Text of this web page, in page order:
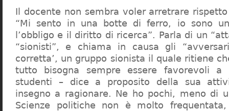
Il docente non sembra voler arretrare
“Mi sento in una botte di ferro, io sono
l’obbligo e il diritto di ricerca”. Parla di un
“sionisti”, e chiama in causa gli
corretta’, un gruppo sionista il quale ritiene
tutto bisogna sempre essere favorevoli a
studenti – dice a proposito della sua
insegno a ragionare. Ne ho pochi, meno di
Scienze politiche non è molto